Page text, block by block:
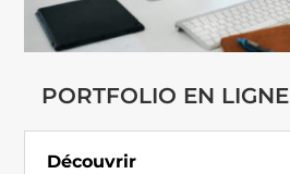
PORTFOLIO EN LIGNE
Découvrir